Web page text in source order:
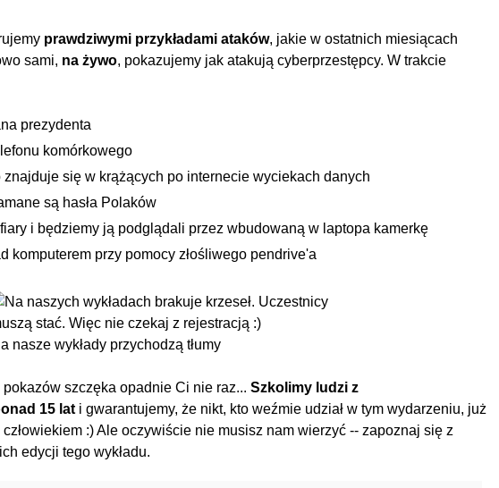
prawdziwymi przykładami ataków, jakie w ostatnich miesiącach
sami, na żywo, pokazujemy jak atakują cyberprzestępcy. W trakcie
prezydenta
komórkowego
znajduje się w krążących po internecie wyciekach danych
są hasła Polaków
i będziemy ją podglądali przez wbudowaną w laptopa kamerkę
komputerem przy pomocy złośliwego pendrive'a
nasze wykłady przychodzą tłumy
szczęka opadnie Ci nie raz... Szkolimy ludzi z
15 lat i gwarantujemy, że nikt, kto weźmie udział w tym wydarzeniu, już
:) Ale oczywiście nie musisz nam wierzyć -- zapoznaj się z
edycji tego wykładu.